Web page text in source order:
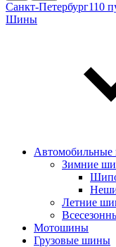
Санкт-Петербург110
Шины
Зимние
Летние
Мотошины
Грузовые шины